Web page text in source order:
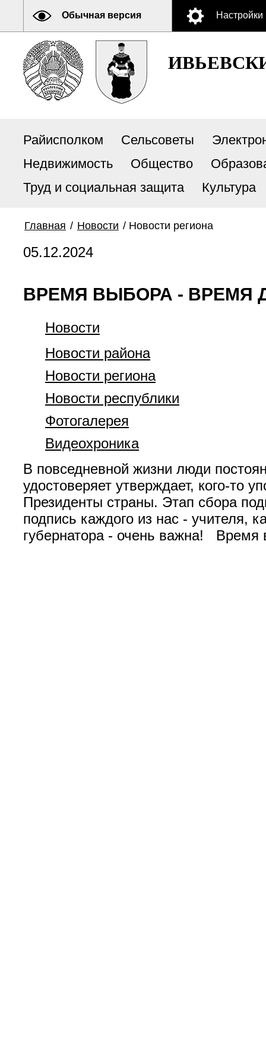
Обычная версия Настройки
Райисполком Сельсоветы
Недвижимость
Общество
Труд и социальная защита
Культура
Главная / Новости / Новости региона
05.12.2024
ВРЕМЯ ВЫБОРА - ВРЕМЯ
Новости
Новости района
Новости региона
Новости республики
Фотогалерея
Видеохроника
В повседневной жизни люди
удостоверяет утверждает, кого-то
Президенты страны. Этап сбора
подпись каждого из нас - учителя,
губернатора - очень важна!